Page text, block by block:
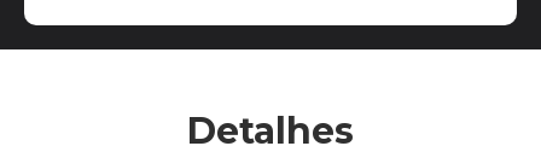
Detalhes